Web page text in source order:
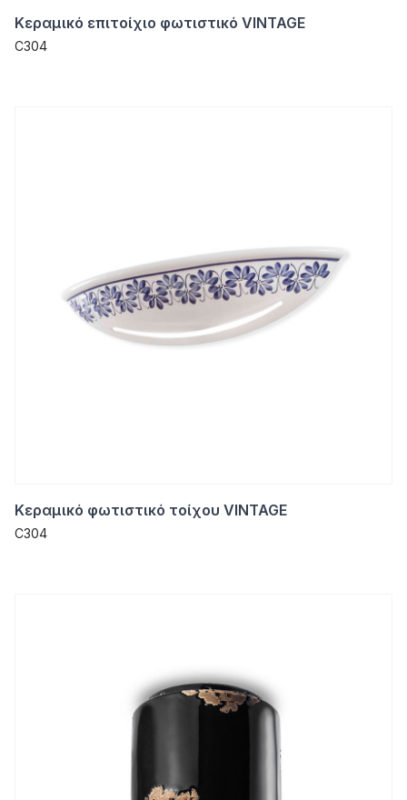
Κεραμικό επιτοίχιο φωτιστικό VINTAGE
C304
Κεραμικό φωτιστικό τοίχου VINTAGE
C304